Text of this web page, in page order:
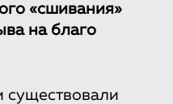
«сшивания»
на благо
существовали